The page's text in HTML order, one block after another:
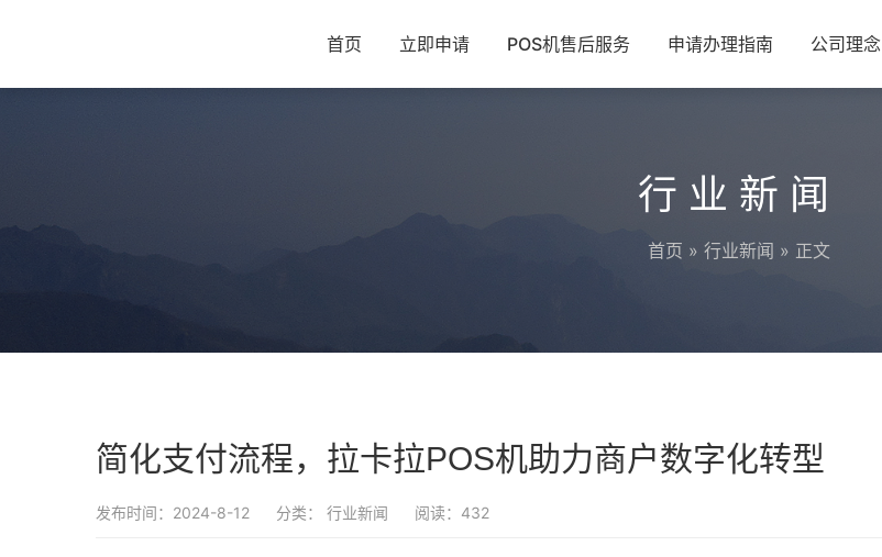
首页 立即申请 POS机售后服务 申请办理指南 公司理念
行业新闻
首页 » 行业新闻 » 正文
简化支付流程，拉卡拉POS机助力商户数字化转型
发布时间：2024-8-12 分类： 行业新闻 阅读：432